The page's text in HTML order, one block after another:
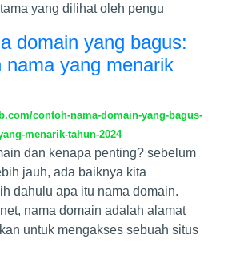
yang dilihat oleh pengu
domain yang bagus:
nama yang menarik
contoh-nama-domain-yang-bagus-
menarik-tahun-2024
dan kenapa penting? sebelum
jauh, ada baiknya kita
dahulu apa itu nama domain.
nama domain adalah alamat
untuk mengakses sebuah situs